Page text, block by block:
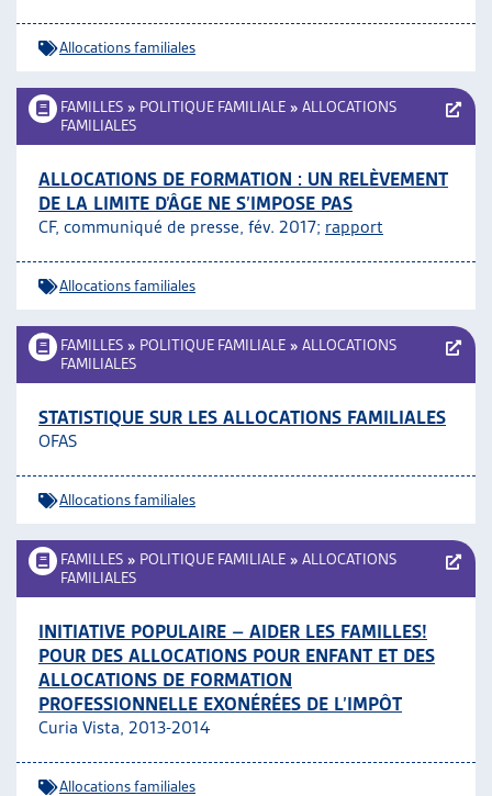
Allocations familiales
FAMILLES » POLITIQUE FAMILIALE » ALLOCATIONS
FAMILIALES
ALLOCATIONS DE FORMATION : UN RELÈVEMENT
DE LA LIMITE D’ÂGE NE S’IMPOSE PAS
CF, communiqué de presse, fév. 2017; rapport
Allocations familiales
FAMILLES » POLITIQUE FAMILIALE » ALLOCATIONS
FAMILIALES
STATISTIQUE SUR LES ALLOCATIONS FAMILIALES
OFAS
Allocations familiales
FAMILLES » POLITIQUE FAMILIALE » ALLOCATIONS
FAMILIALES
INITIATIVE POPULAIRE – AIDER LES FAMILLES!
POUR DES ALLOCATIONS POUR ENFANT ET DES
ALLOCATIONS DE FORMATION
PROFESSIONNELLE EXONÉRÉES DE L’IMPÔT
Curia Vista, 2013-2014
Allocations familiales